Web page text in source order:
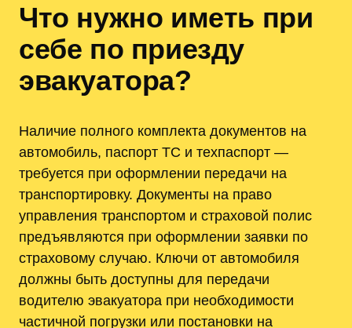
Что нужно иметь при
себе по приезду
эвакуатора?
Наличие полного комплекта документов на
автомобиль, паспорт ТС и техпаспорт —
требуется при оформлении передачи на
транспортировку. Документы на право
управления транспортом и страховой полис
предъявляются при оформлении заявки по
страховому случаю. Ключи от автомобиля
должны быть доступны для передачи
водителю эвакуатора при необходимости
частичной погрузки или постановки на